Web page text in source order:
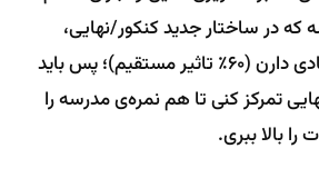
در ساختار جدید کنکور/نهایی،
امتحانات نهایی وزن زیادی دارن (۶۰٪ تاثیر مستقیم)؛ پس باید
تمرکز کنی تا هم نمره‌ی مدرسه را
بالا ببری.